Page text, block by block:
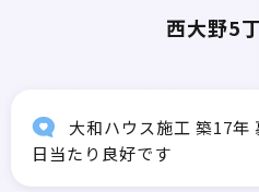
西大野5
大和ハウス施工 築17年
日当たり良好です